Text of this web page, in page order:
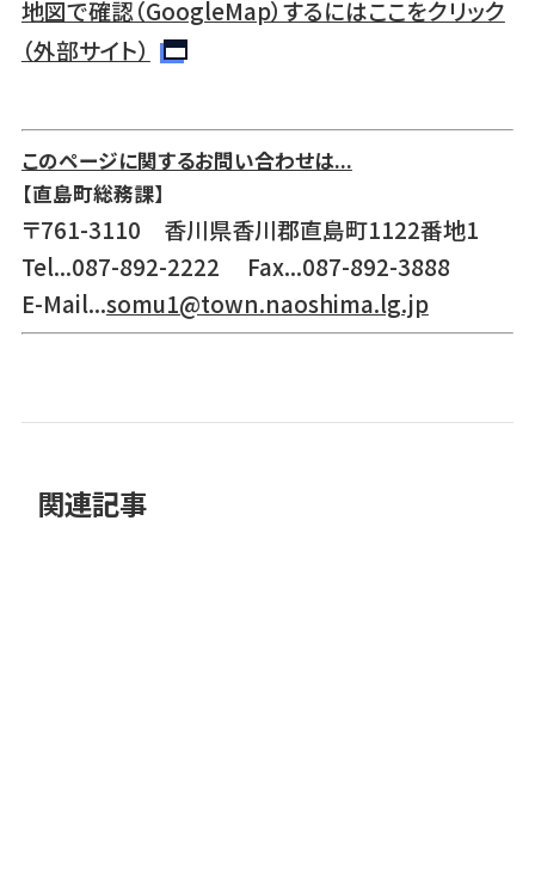
地図で確認（GoogleMap）するにはここをクリック
（外部サイト）
このページに関するお問い合わせは...
【直島町総務課】
〒761-3110 香川県香川郡直島町1122番地1
Tel...087-892-2222 Fax...087-892-3888
E-Mail...somu1@town.naoshima.lg.jp
関連記事